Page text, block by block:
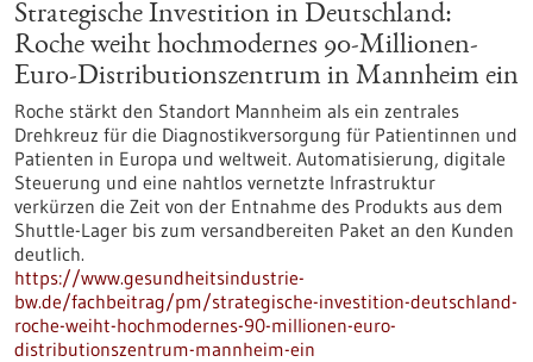
Strategische Investition in Deutschland:
Roche weiht hochmodernes 90-Millionen-
Euro-Distributionszentrum in Mannheim ein
Roche stärkt den Standort Mannheim als ein zentrales
Drehkreuz für die Diagnostikversorgung für Patientinnen und
Patienten in Europa und weltweit. Automatisierung, digitale
Steuerung und eine nahtlos vernetzte Infrastruktur
verkürzen die Zeit von der Entnahme des Produkts aus dem
Shuttle-Lager bis zum versandbereiten Paket an den Kunden
deutlich.
https://www.gesundheitsindustrie-
bw.de/fachbeitrag/pm/strategische-investition-deutschland-
roche-weiht-hochmodernes-90-millionen-euro-
distributionszentrum-mannheim-ein